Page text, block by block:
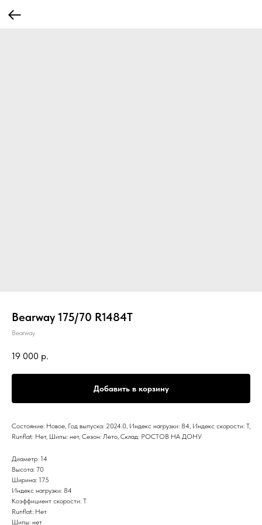
Bearway 175/70 R1484T
Bearway
19 000 р.
Добавить в корзину
Состояние: Новое, Год выпуска: 2024.0, Индекс нагрузки: 84, Индекс скорости: T,
Runflat: Нет, Шипы: нет, Сезон: Лето, Склад: РОСТОВ НА ДОНУ
Диаметр: 14
Высота: 70
Ширина: 175
Индекс нагрузки: 84
Коэффициент скорости: T
Runflat: Нет
Шипы: нет